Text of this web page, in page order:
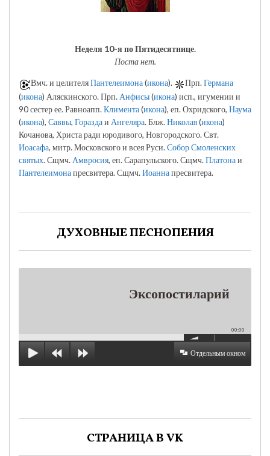
Неделя 10-я по Пятидесятнице.
Поста нет.
Вмч. и целителяПантелеимона(икона). Прп.Германа
(икона) Аляскинского. Прп.Анфисы(икона) исп., игумении и
90 сестер ее. Равноапп.Климента(икона), еп. Охридского, Наума
(икона), Саввы, Гораздаи Ангеляра. Блж.Николая(икона)
Кочанова, Христа ради юродивого, Новгородского. Свт.
Иоасафа, митр. Московского и всея Руси.Собор Смоленских
святых. Сщмч.Амвросия, еп. Сарапульского. Сщмч.Платонаи
Пантелеимонапресвитера. Сщмч.Иоаннапресвитера.
ДУХОВНЫЕ ПЕСНОПЕНИЯ
Эксопостиларий
00:00
Отдельным окном
СТРАНИЦА В VK